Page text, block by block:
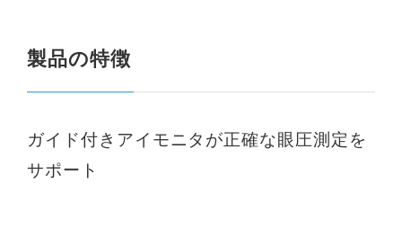
製品の特徴
ガイド付きアイモニタが正確な眼圧測定を
サポート